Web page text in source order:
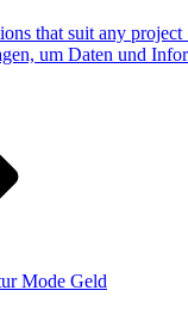
that suit any project
um Daten und
Mode Geld